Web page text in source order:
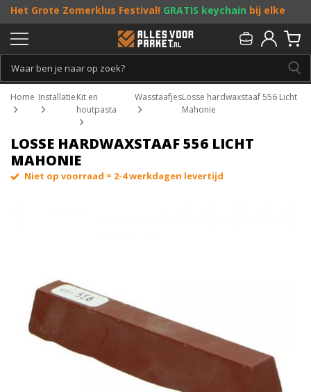
Het Grote Zomerklus Festival! GRATIS keychain bij elke
bestelling vanaf €25, entoffe acties! Doe je mee?
Persoonlijk & gratis advies:013 - 207 00 01
Home InstallatieKit en
houtpasta
WasstaafjesLosse hardwaxstaaf 556 Licht
Mahonie
LOSSE HARDWAXSTAAF 556 LICHT
MAHONIE
Niet op voorraad = 2-4 werkdagen levertijd